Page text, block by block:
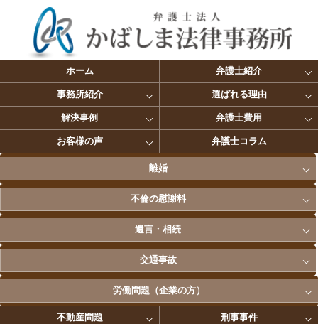
ホーム 弁護士紹介
事務所紹介 選ばれる理由
解決事例 弁護士費用
お客様の声 弁護士コラム
離婚
不倫の慰謝料
遺言・相続
交通事故
労働問題（企業の方）
不動産問題 刑事事件